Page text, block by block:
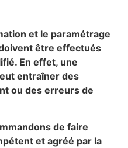
et le paramétrage
être effectués
En effet, une
entraîner des
ou des erreurs de
de faire
et agréé par la